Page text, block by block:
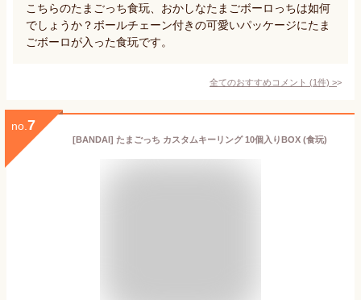
こちらのたまごっち食玩、おかしなたまごボーロっちは如何
でしょうか？ボールチェーン付きの可愛いパッケージにたま
ごボーロが入った食玩です。
全てのおすすめコメント (1件) >
no. 7
[BANDAI] たまごっち カスタムキーリング 10個入りBOX (食玩)